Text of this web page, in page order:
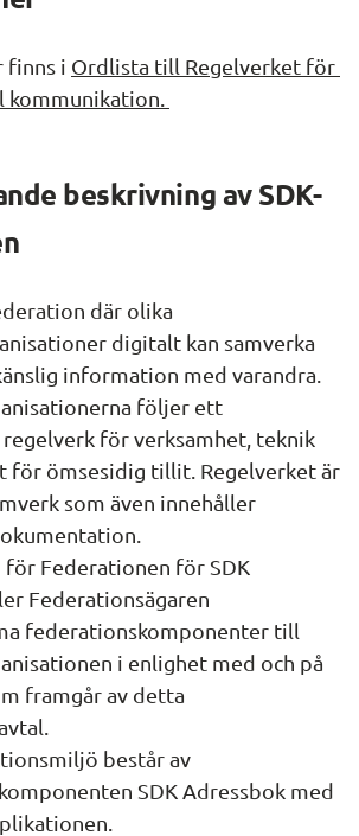
finns i Ordlista till Regelverket för
kommunikation.
beskrivning av SDK-
där olika
digitalt kan samverka
information med varandra.
följer ett
för verksamhet, teknik
för ömsesidig tillit. Regelverket är
som även innehåller
för Federationen för SDK
Federationsägaren
federationskomponenter till
i enlighet med och på
framgår av detta
består av
SDK Adressbok med